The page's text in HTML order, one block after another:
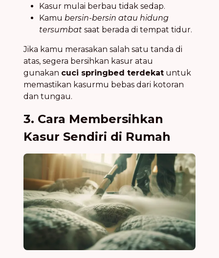
Kasur mulai berbau tidak sedap.
Kamu bersin-bersin atau hidung
tersumbat saat berada di tempat tidur.
Jika kamu merasakan salah satu tanda di
atas, segera bersihkan kasur atau
gunakan cuci springbed terdekat untuk
memastikan kasurmu bebas dari kotoran
dan tungau.
3. Cara Membersihkan
Kasur Sendiri di Rumah